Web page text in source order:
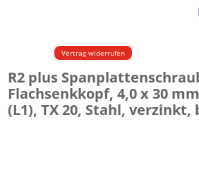
Vertrag widerrufen
R2 plus
Flachsenkkopf, 4,0 x 30
(L1), TX 20, Stahl, verzinkt,